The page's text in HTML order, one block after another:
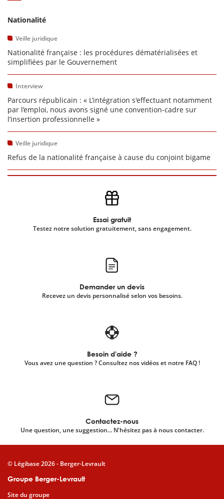
Nationalité
Veille juridique
Nationalité française : les procédures dématérialisées et
simplifiées par le Gouvernement
Interview
Parcours républicain : « L’intégration s'effectuant notamment
par l’emploi, nous avons signé une convention-cadre sur
l’insertion professionnelle »
Veille juridique
Refus de la nationalité française à cause du conjoint bigame
Essai gratuit
Testez notre solution gratuitement, sans engagement.
Demander un devis
Recevez un devis personnalisé selon vos besoins.
Besoin d'aide ?
Vous avez une question ? Consultez nos vidéos et notre FAQ !
Contactez-nous
Une question, une suggestion... N'hésitez pas à nous contacter.
Groupe Berger-Levrault
Site du groupe
© Légibase 2026 - Berger-Levrault